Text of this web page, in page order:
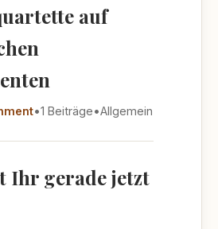
auf
•1 Beiträge•Allgemein
Ihr gerade jetzt